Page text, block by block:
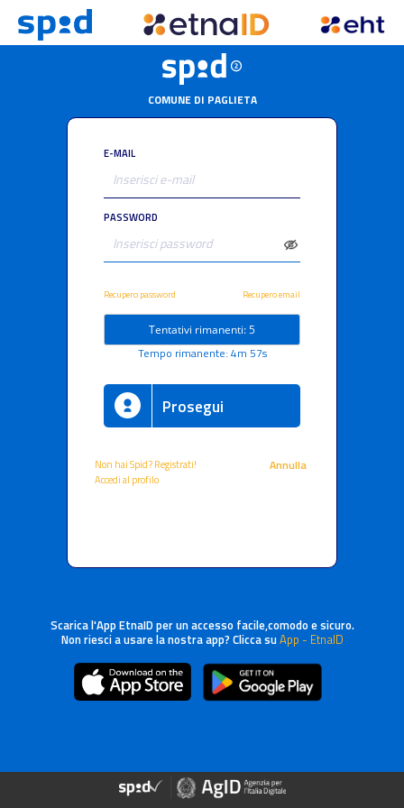
COMUNE DI PAGLIETA
E-MAIL
PASSWORD
Recupero password Recupero email
Tentativi rimanenti: 5
Tempo rimanente: 4m 57s
Prosegui
Non hai Spid? Registrati!
Accedi al profilo
Annulla
Scarica l'App EtnaID per un accesso facile,comodo e sicuro.
Non riesci a usare la nostra app? Clicca suApp - EtnaID